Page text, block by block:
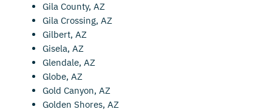
Gila County, AZ
Gila Crossing, AZ
Gilbert, AZ
Gisela, AZ
Glendale, AZ
Globe, AZ
Gold Canyon, AZ
Golden Shores, AZ